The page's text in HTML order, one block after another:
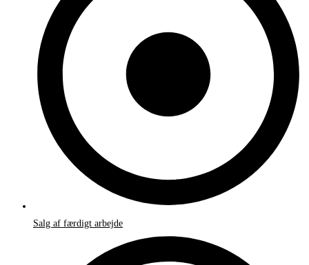
Salg af færdigt arbejde